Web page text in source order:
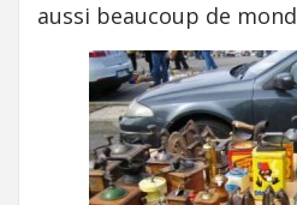
aussi beaucoup de